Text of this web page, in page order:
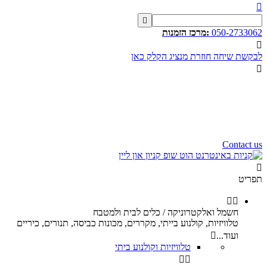


050-2733062 :מרכז הזמנות

לבקשת שיחה חוזרת מנציג הקלק כאן

Contact us

תפריט
 
חשמל ואלקטרוניקה / כלים לבית ולמטבח
טלוויזיות, קולנוע בייתי, מקררים, מכונות כביסה, תנורים, כיריים
ועוד...
טלוויזיות וקולנוע ביתי
 